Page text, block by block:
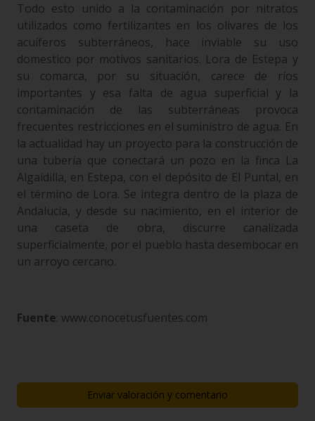
Todo esto unido a la contaminación por nitratos
utilizados como fertilizantes en los olivares de los
acuíferos subterráneos, hace inviable su uso
domestico por motivos sanitarios. Lora de Estepa y
su comarca, por su situación, carece de ríos
importantes y esa falta de agua superficial y la
contaminación de las subterráneas provoca
frecuentes restricciones en el suministro de agua. En
la actualidad hay un proyecto para la construcción de
una tubería que conectará un pozo en la finca La
Algaidilla, en Estepa, con el depósito de El Puntal, en
el término de Lora. Se integra dentro de la plaza de
Andalucía, y desde su nacimiento, en el interior de
una caseta de obra, discurre canalizada
superficialmente, por el pueblo hasta desembocar en
un arroyo cercano.
Fuente: www.conocetusfuentes.com
Enviar valoración y comentario